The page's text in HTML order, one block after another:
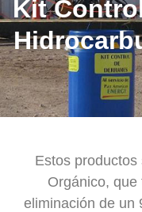
Kit
Estos
Orgánico,
eliminación de un